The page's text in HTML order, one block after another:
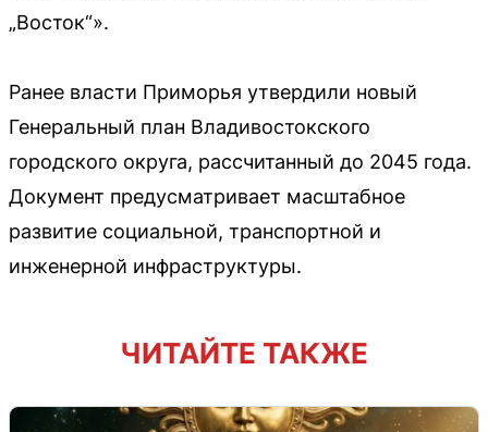
„Восток“».
Ранее власти Приморья утвердили новый
Генеральный план Владивостокского
городского округа, рассчитанный до 2045 года.
Документ предусматривает масштабное
развитие социальной, транспортной и
инженерной инфраструктуры.
ЧИТАЙТЕ ТАКЖЕ